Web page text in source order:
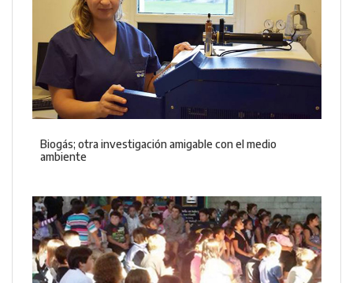
Biogás; otra investigación amigable con el medio
ambiente